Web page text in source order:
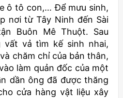
ô tô con,… Để mưu sinh,
nơi từ Tây Ninh đến Sài
Buôn Mê Thuột. Sau
vất vả tìm kế sinh nhai,
chăm chỉ của bản thân,
làm quản đốc của một
dần ông đã được thăng
cửa hàng vật liệu xây